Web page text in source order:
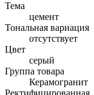
Тема
цемент
Тональная вариация
отсутствует
Цвет
серый
Группа товара
Керамогранит